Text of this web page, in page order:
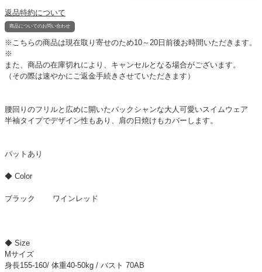
返品特約について
商品についてのお問い合わせ
※こちらの商品は現在取り寄せのため10～20日前後お時間いただきます。
※
また、商品の在庫切れにより、キャンセルとなる場合がございます。
（その際は速やかにご返金手続きさせていただきます）
腰回りのフリルと広めに開いたバックシャンな大人可愛いスイムウェア
半袖タイプでデザイン性もあり、肩の日焼けもカバーします。
パットあり
◆ Color
ブラック ワインレッド
◆ Size
Mサイズ
身長155-160/ 体重40-50kg / バスト 70AB